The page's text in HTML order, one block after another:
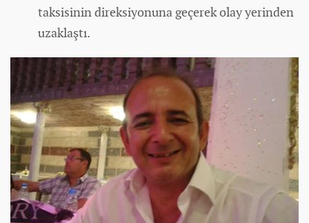
taksisinin direksiyonuna geçerek olay yerinden
uzaklaştı.